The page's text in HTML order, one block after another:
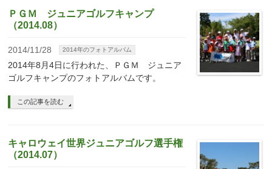
ＰＧＭ ジュニアゴルフキャンプ
（2014.08）
2014/11/28 2014年のフォトアルバム
2014年8月4日に行われた、ＰＧＭ ジュニア
ゴルフキャンプのフォトアルバムです。
この記事を読む
キャロウェイ世界ジュニアゴルフ選手権
（2014.07）